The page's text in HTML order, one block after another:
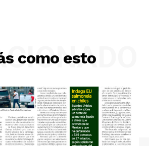
como esto